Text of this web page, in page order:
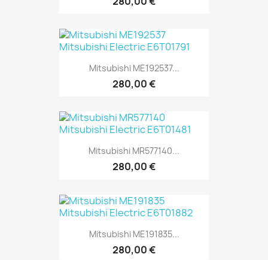
Mitsubishi ME192537...
280,00 €
Mitsubishi MR577140...
280,00 €
Mitsubishi ME191835...
280,00 €